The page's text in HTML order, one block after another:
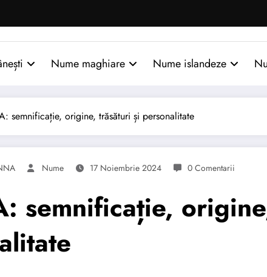
Nume maghiare Nume islandeze
semnificație, origine, trăsături și personalitate
Nume 17 Noiembrie 2024 0 Comentarii
semnificație,